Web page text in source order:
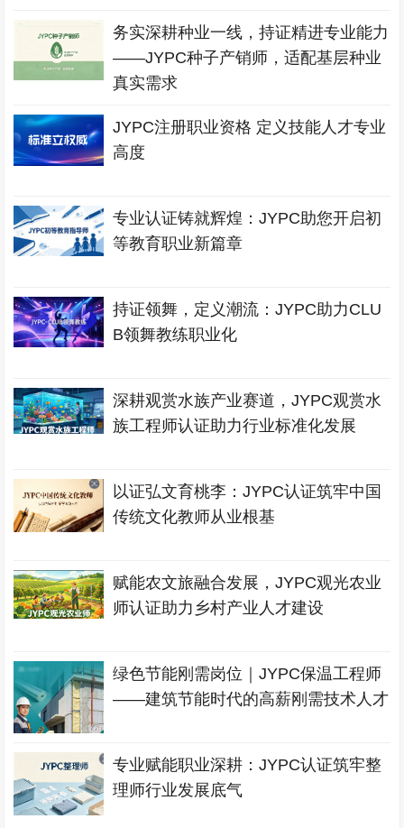
务实深耕种业一线，持证精进专业能力
——JYPC种子产销师，适配基层种业
真实需求
JYPC注册职业资格 定义技能人才专业
高度
专业认证铸就辉煌：JYPC助您开启初
等教育职业新篇章
持证领舞，定义潮流：JYPC助力CLU
B领舞教练职业化
深耕观赏水族产业赛道，JYPC观赏水
族工程师认证助力行业标准化发展
以证弘文育桃李：JYPC认证筑牢中国
传统文化教师从业根基
赋能农文旅融合发展，JYPC观光农业
师认证助力乡村产业人才建设
绿色节能刚需岗位｜JYPC保温工程师
——建筑节能时代的高薪刚需技术人才
专业赋能职业深耕：JYPC认证筑牢整
理师行业发展底气